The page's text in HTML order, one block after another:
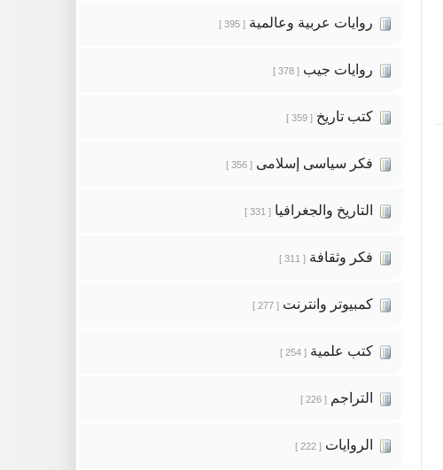
روايات عربية وعالمية [ 395 ]
روايات جيب [ 378 ]
كتب تاريخ [ 359 ]
فكر سياسى إسلامى [ 356 ]
التاريخ والجغرافيا [ 331 ]
فكر وثقافة [ 311 ]
كمبيوتر وانترنت [ 277 ]
كتب علمية [ 254 ]
التراجم [ 226 ]
الروايات [ 222 ]